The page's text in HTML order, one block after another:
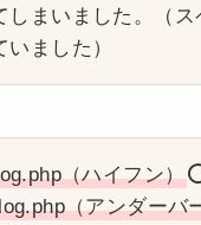
しまいました。（ス
いました）
（ハイフン）
（アンダーバ